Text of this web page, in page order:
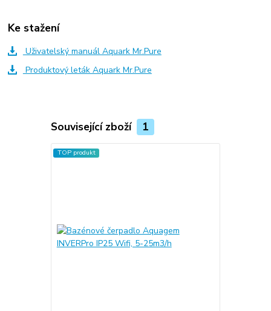
Ke stažení
Uživatelský manuál Aquark Mr.Pure
Produktový leták Aquark Mr.Pure
Související zboží 1
TOP produkt